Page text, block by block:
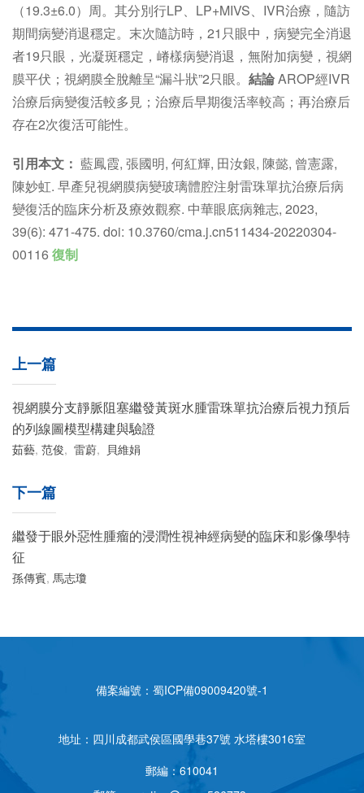
（19.3±6.0）周。其分別行LP、LP+MIVS、IVR治療，隨訪
期間病變消退穩定。末次隨訪時，21只眼中，病變完全消退
者19只眼，光凝斑穩定，嵴樣病變消退，無附加病變，視網
膜平伏；視網膜全脫離呈“漏斗狀”2只眼。 結論AROP經IVR
治療后病變復活較多見；治療后早期復活率較高；再治療后
存在2次復活可能性。
引用本文： 藍鳳霞, 張國明, 何紅輝, 田汝銀, 陳懿, 曾憲露,
陳妙虹. 早產兒視網膜病變玻璃體腔注射雷珠單抗治療后病
變復活的臨床分析及療效觀察. 中華眼底病雜志, 2023,
39(6): 471-475. doi: 10.3760/cma.j.cn511434-20220304-
00116復制
上一篇
視網膜分支靜脈阻塞繼發黃斑水腫雷珠單抗治療后視力預后
的列線圖模型構建與驗證
茹藝, 范俊, 雷蔚, 貝維娟
下一篇
繼發于眼外惡性腫瘤的浸潤性視神經病變的臨床和影像學特
征
孫傳賓, 馬志瓊
備案編號： 蜀ICP備09009420號-1
地址：四川成都武侯區國學巷37號 水塔樓3016室
郵編：610041